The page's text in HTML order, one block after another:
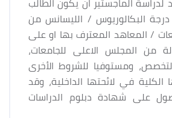
البكالوريوس / الليسانس من
/ المعاهد المعترف بها او على
من المجلس الاعلى للجامعات،
ومستوفيا للشروط الأخرى
في لائحتها الداخلية، وقد
على شهادة دبلوم الدراسات